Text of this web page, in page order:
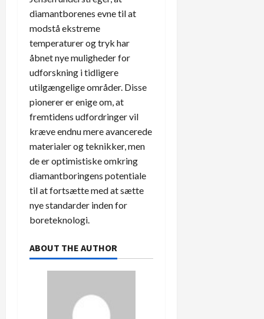
diamantborenes evne til at
modstå ekstreme
temperaturer og tryk har
åbnet nye muligheder for
udforskning i tidligere
utilgængelige områder. Disse
pionerer er enige om, at
fremtidens udfordringer vil
kræve endnu mere avancerede
materialer og teknikker, men
de er optimistiske omkring
diamantboringens potentiale
til at fortsætte med at sætte
nye standarder inden for
boreteknologi.
ABOUT THE AUTHOR